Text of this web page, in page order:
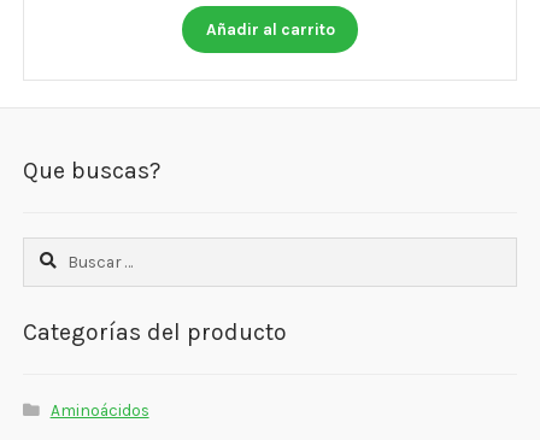
Añadir al carrito
Que buscas?
Buscar:
Categorías del producto
Aminoácidos